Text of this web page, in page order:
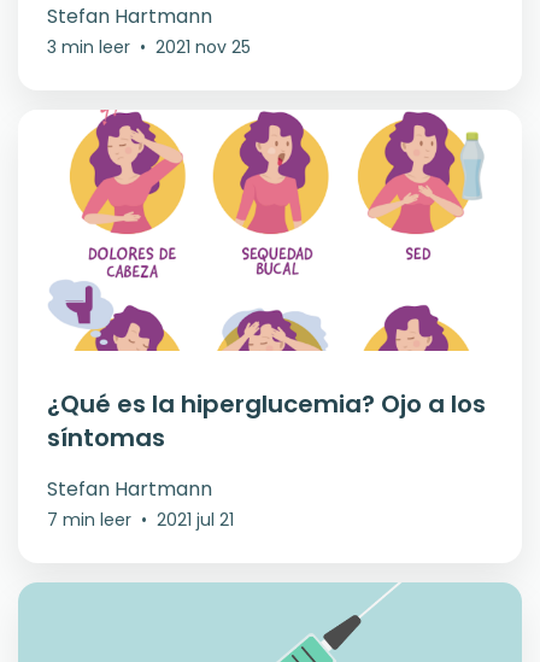
Stefan Hartmann
3 min leer • 2021 nov 25
¿Qué es la hiperglucemia? Ojo a los
síntomas
Stefan Hartmann
7 min leer • 2021 jul 21